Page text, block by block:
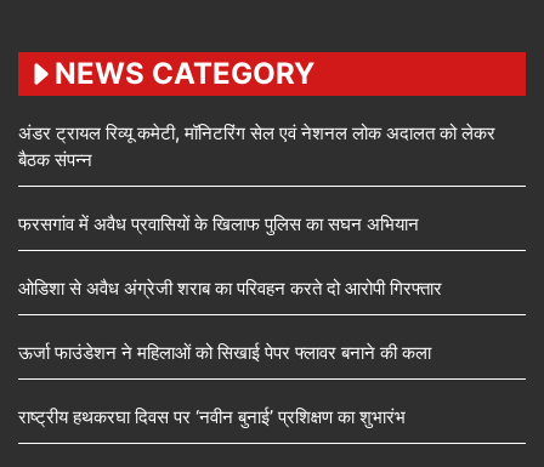
NEWS CATEGORY
अंडर ट्रायल रिव्यू कमेटी, मॉनिटरिंग सेल एवं नेशनल लोक अदालत को लेकर
बैठक संपन्न
फरसगांव में अवैध प्रवासियों के खिलाफ पुलिस का सघन अभियान
ओडिशा से अवैध अंग्रेजी शराब का परिवहन करते दो आरोपी गिरफ्तार
ऊर्जा फाउंडेशन ने महिलाओं को सिखाई पेपर फ्लावर बनाने की कला
राष्ट्रीय हथकरघा दिवस पर ‘नवीन बुनाई’ प्रशिक्षण का शुभारंभ